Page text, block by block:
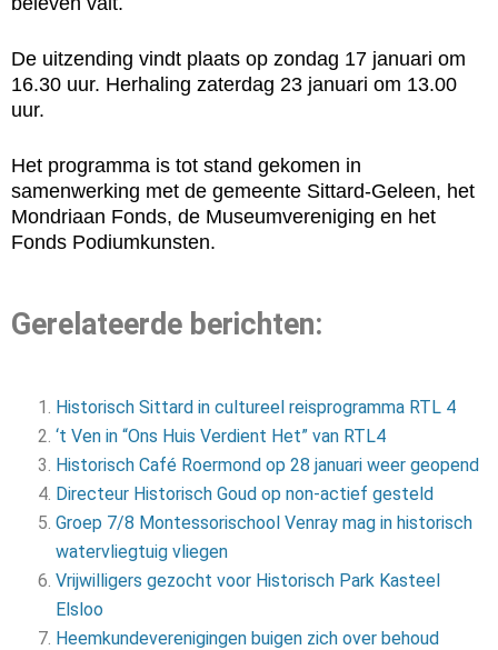
De uitzending vindt plaats op zondag 17 januari om
16.30 uur. Herhaling zaterdag 23 januari om 13.00
uur.
Het programma is tot stand gekomen in
samenwerking met de gemeente Sittard-Geleen, het
Mondriaan Fonds, de Museumvereniging en het
Fonds Podiumkunsten.
Gerelateerde berichten:
Historisch Sittard in cultureel reisprogramma RTL 4
‘t Ven in “Ons Huis Verdient Het” van RTL4
Historisch Café Roermond op 28 januari weer geopend
Directeur Historisch Goud op non-actief gesteld
Groep 7/8 Montessorischool Venray mag in historisch
watervliegtuig vliegen
Vrijwilligers gezocht voor Historisch Park Kasteel
Elsloo
Heemkundeverenigingen buigen zich over behoud